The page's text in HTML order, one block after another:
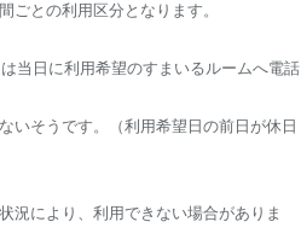
ごとの利用区分となります。
当日に利用希望のすまいるルームへ電話
いそうです。（利用希望日の前日が休日
況により、利用できない場合がありま